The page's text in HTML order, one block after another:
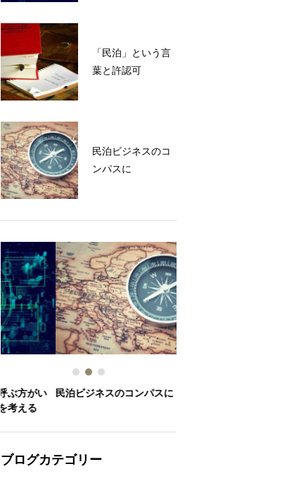
「民泊」という言
葉と許認可
民泊ビジネスのコ
ンパスに
民泊ビジネスのコンパスに
ブログカテゴリー